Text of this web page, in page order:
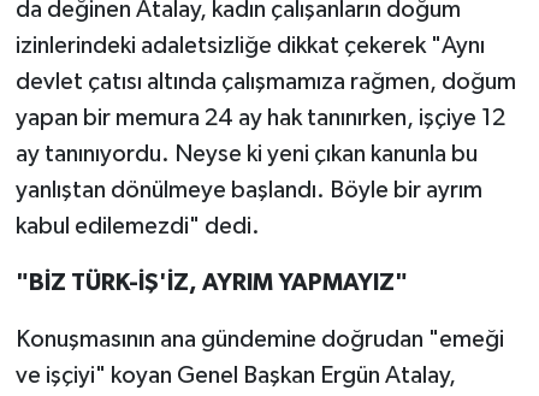
da değinen Atalay, kadın çalışanların doğum
izinlerindeki adaletsizliğe dikkat çekerek "Aynı
devlet çatısı altında çalışmamıza rağmen, doğum
yapan bir memura 24 ay hak tanınırken, işçiye 12
ay tanınıyordu. Neyse ki yeni çıkan kanunla bu
yanlıştan dönülmeye başlandı. Böyle bir ayrım
kabul edilemezdi" dedi.
"BİZ TÜRK-İŞ'İZ, AYRIM YAPMAYIZ"
Konuşmasının ana gündemine doğrudan "emeği
ve işçiyi" koyan Genel Başkan Ergün Atalay,